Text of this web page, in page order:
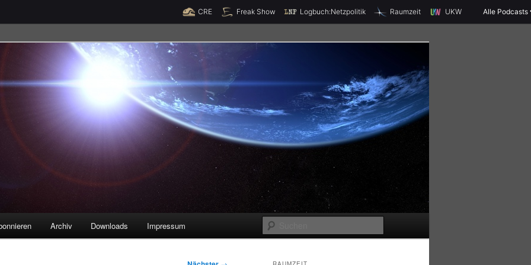
Spende jetzt!
CRE Freak Show Logbuch:Netzpolitik Raumzeit UKW Alle Podcasts
u
Archiv Downloads Impressum